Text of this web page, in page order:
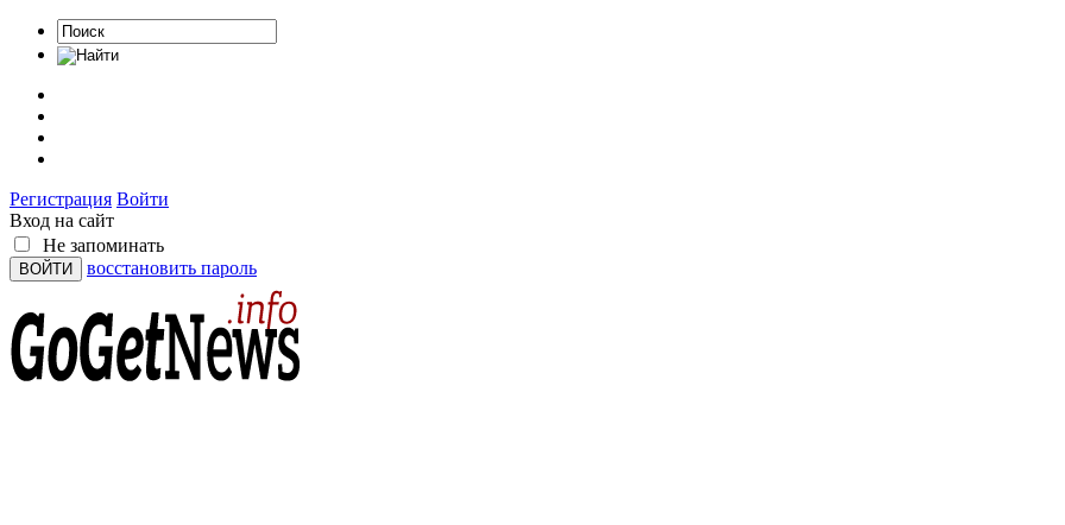
Регистрация Войти
Вход на сайт
Не запоминать
восстановить пароль